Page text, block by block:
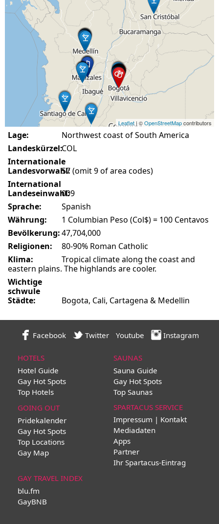
Leaflet| ©OpenStreetMapcontributors
Lage:
Northwest coast of South America
Landeskürzel:COL
Internationale
Landesvorwahl:57 (omit 9 of area codes)
International
Landeseinwahl:
009
Sprache:
Spanish
Währung:
1 Columbian Peso (Col$) = 100 Centavos
Bevölkerung:47,704,000
Religionen:
80-90% Roman Catholic
Klima:
Tropical climate along the coast and
eastern plains. The highlands are cooler.
Wichtige
schwule
Städte:
Bogota, Cali, Cartagena & Medellin
Facebook Twitter Youtube Instagram
HOTELS
Hotel Guide
Gay Hot Spots
Top Hotels
SAUNAS
Sauna Guide
Gay Hot Spots
Top Saunas
GOING OUT
Pridekalender
Gay Hot Spots
Top Locations
Gay Map
SPARTACUS SERVICE
Impressum | Kontakt
Mediadaten
Apps
Partner
Ihr Spartacus-Eintrag
GAY TRAVEL INDEX
blu.fm
GayBNB